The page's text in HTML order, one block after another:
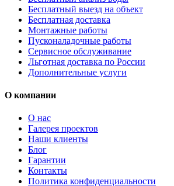
Бесплатный выезд на объект
Бесплатная доставка
Монтажные работы
Пусконаладочные работы
Сервисное обслуживание
Льготная доставка по России
Дополнительные услуги
О компании
О нас
Галерея проектов
Наши клиенты
Блог
Гарантии
Контакты
Политика конфиденциальности